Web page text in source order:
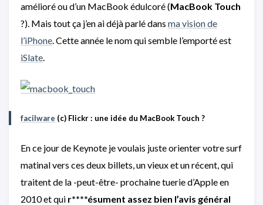
amélioré ou d’un MacBook édulcoré (MacBook Touch
?). Mais tout ça j’en ai déjà parlé dans ma vision de
l’iPhone. Cette année le nom qui semble l’emporté est
iSlate.
facilware (c) Flickr : une idée du MacBook Touch ?
En ce jour de Keynote je voulais juste orienter votre surf
matinal vers ces deux billets, un vieux et un récent, qui
traitent de la -peut-être- prochaine tuerie d’Apple en
2010 et qui r****ésument assez bien l’avis général